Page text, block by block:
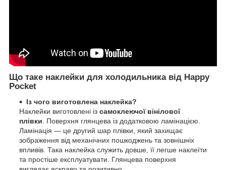
Що таке наклейки для холодильника від Happy
Pocket
Із чого виготовлена наклейка?
Наклейки виготовлені із самоклеючої вінілової
плівки . Поверхня глянцева із додатковою ламінацією.
Ламінація — це другий шар плівки, який захищає
зображення від механічних пошкоджень та зовнішніх
впливів. Така наклейка служить довше, її легше наклеїти
та простіше експлуатувати. Глянцева поверхня